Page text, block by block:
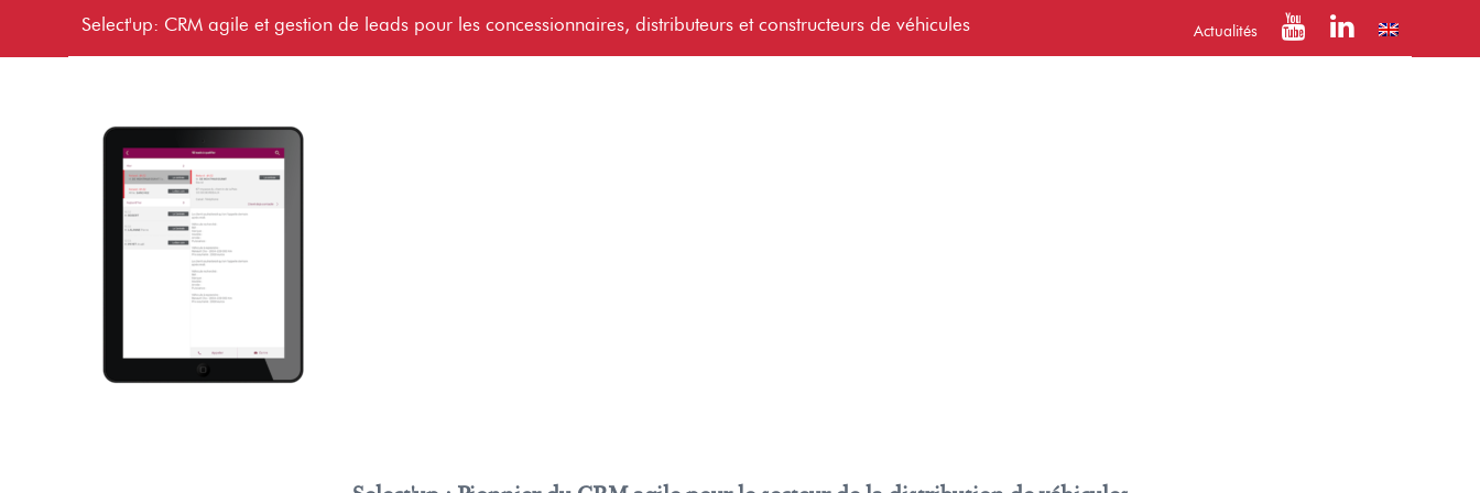
Select'up: CRM agile et gestion de leads pour les concessionnaires, distributeurs et constructeurs de véhicules Actualités